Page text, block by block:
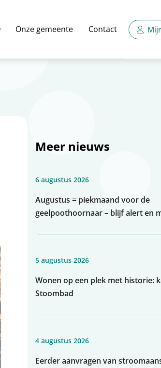
Onze gemeente Contact
Meer nieuws
6 augustus 2026
Augustus = piekmaand voor de
geelpoothoornaar – blijf alert en
5 augustus 2026
Wonen op een plek met historie:
Stoombad
4 augustus 2026
Eerder aanvragen van